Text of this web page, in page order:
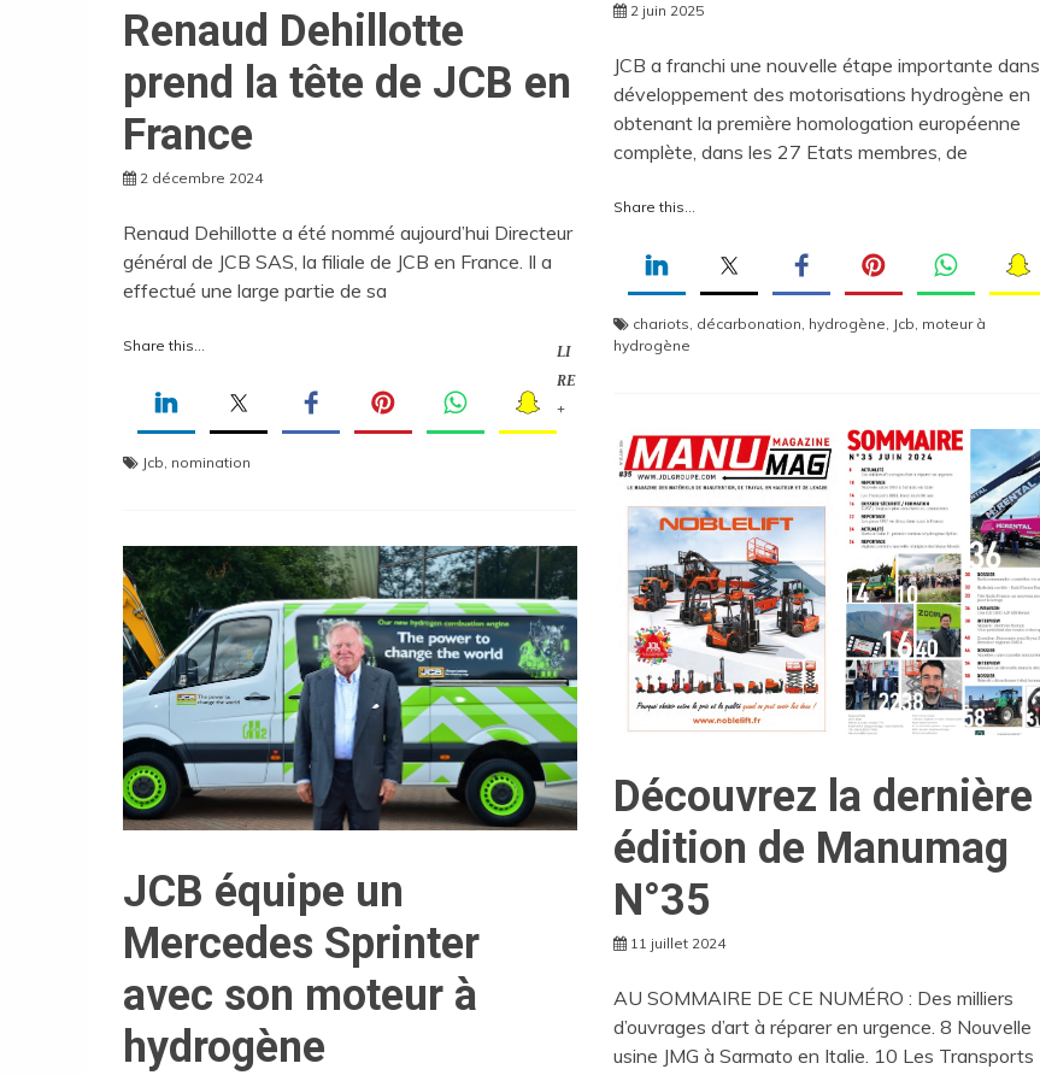
2 juin 2025
JCB a franchi une nouvelle étape importante
développement des motorisations hydrogène en
obtenant la première homologation européenne
complète, dans les 27 Etats membres, de
Share this...
chariots, décarbonation, hydrogène, Jcb, moteur à
hydrogène
Renaud Dehillotte
prend la tête de JCB en
France
2 décembre 2024
Renaud Dehillotte a été nommé aujourd’hui Directeur
général de JCB SAS, la filiale de JCB en France. Il a
effectué une large partie de sa
Share this...
LI
RE
+
Jcb nomination
Découvrez la dernière
édition de Manumag
N°35
11 juillet 2024
AU SOMMAIRE DE CE NUMÉRO : Des milliers
d’ouvrages d’art à réparer en urgence. 8 Nouvelle
usine JMG à Sarmato en Italie. 10 Les Transports
JCB équipe un
Mercedes Sprinter
avec son moteur à
hydrogène